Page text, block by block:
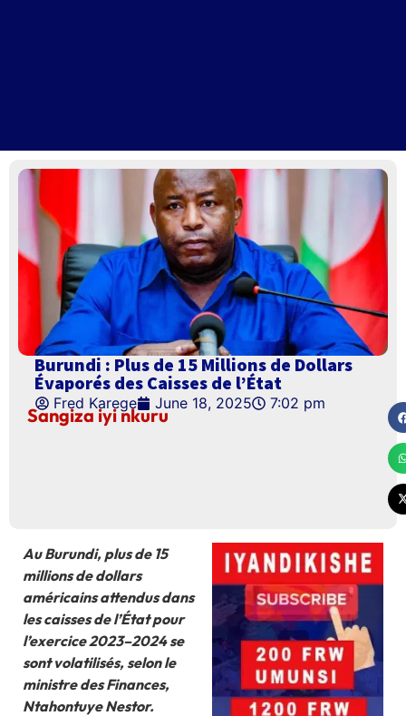
Burundi : Plus de 15 Millions de Dollars
Évaporés des Caisses de l’État
Fred Karege June 18, 2025 7:02 pm
Sangiza iyi nkuru
Au Burundi, plus de 15
millions de dollars
américains attendus dans
les caisses de l’État pour
l’exercice 2023–2024 se
sont volatilisés, selon le
ministre des Finances,
Ntahontuye Nestor.